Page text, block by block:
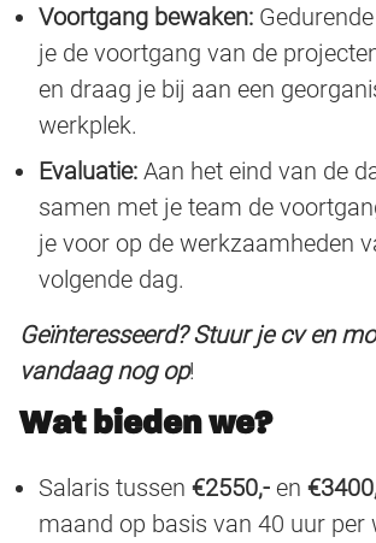
Voortgang bewaken:
je de voortgang van de
en draag je bij aan een
werkplek.
Evaluatie: Aan het eind van de
samen met je team de
je voor op de werkzaamheden
volgende dag.
Geïnteresseerd? Stuur je cv en
vandaag nog op!
Wat bieden we?
Salaris tussen €2550,- en
maand op basis van 40 uur per